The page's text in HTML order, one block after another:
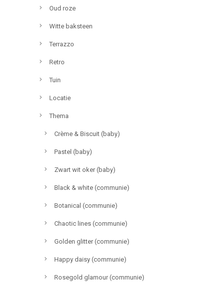
Oud roze
Witte baksteen
Terrazzo
Retro
Tuin
Locatie
Thema
Crème & Biscuit (baby)
Pastel (baby)
Zwart wit oker (baby)
Black & white (communie)
Botanical (communie)
Chaotic lines (communie)
Golden glitter (communie)
Happy daisy (communie)
Rosegold glamour (communie)